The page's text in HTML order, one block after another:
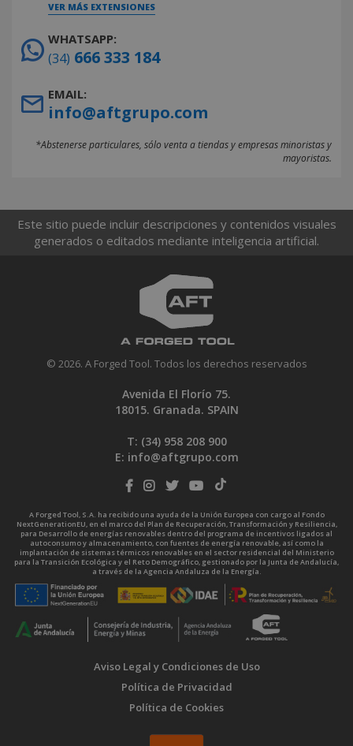
VER MÁS EXTENSIONES
WHATSAPP:
(34) 666 333 184
EMAIL:
info@aftgrupo.com
*Abstenerse particulares, sólo venta a tiendas y empresas minoristas y
mayoristas.
Este sitio puede incluir descripciones y contenidos visuales
generados o editados mediante inteligencia artificial.
© 2026. A Forged Tool. Todos los derechos reservados
Avenida El Florío 75.
18015. Granada. SPAIN
T: (34) 958 208 900
E: info@aftgrupo.com
A Forged Tool, S.A. ha recibido una ayuda de la Unión Europea con cargo al Fondo
NextGenerationEU, en el marco del Plan de Recuperación, Transformación y Resiliencia,
para Desarrollo de energías renovables dentro del programa de incentivos ligados al
autoconsumo y almacenamiento, con fuentes de energía renovable, así como la
implantación de sistemas térmicos renovables en el sector residencial del Ministerio
para la Transición Ecológica y el Reto Demográfico, gestionado por la Junta de Andalucía,
a través de la Agencia Andaluza de la Energía.
Aviso Legal y Condiciones de Uso
Política de Privacidad
Política de Cookies